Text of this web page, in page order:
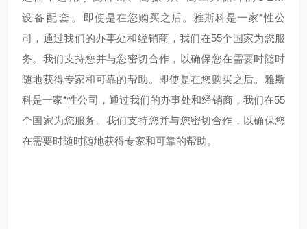
设备配套。 即使是在您购买之后。雅斯科是一家*性公
司，通过我们的办事处和经销商，我们在55个国家为您服
务。我们支持您并与您密切合作，以确保您在需要时随时
随地获得专家和可靠的帮助。 即使是在您购买之后。雅斯
科是一家*性公司，通过我们的办事处和经销商，我们在55
个国家为您服务。我们支持您并与您密切合作，以确保您
在需要时随时随地获得专家和可靠的帮助。